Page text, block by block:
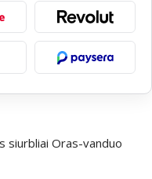
siurbliai Oras-vanduo